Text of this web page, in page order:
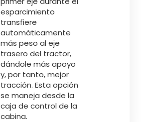
esparcimiento
transfiere
automáticamente
más peso al eje
trasero del tractor,
dándole más apoyo
y, por tanto, mejor
tracción. Esta opción
se maneja desde la
caja de control de la
cabina.